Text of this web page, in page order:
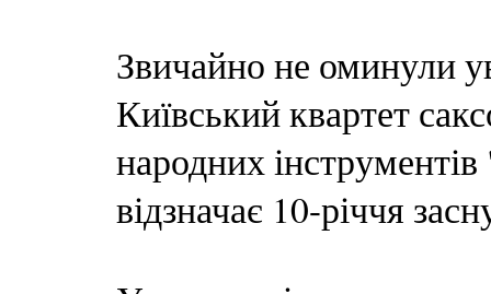
Звичайно не оминули
Київський квартет
народних
відзначає 10-річчя